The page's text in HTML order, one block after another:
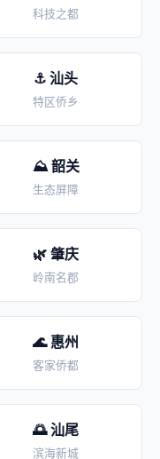
科技之都
⚓ 汕头
特区侨乡
⛰️ 韶关
生态屏障
🌿 肇庆
岭南名郡
🌊 惠州
客家侨都
🌅 汕尾
滨海新城